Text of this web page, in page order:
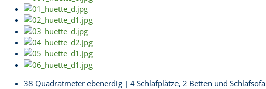
38 Quadratmeter ebenerdig | 4 Schlafplätze, 2 Betten und Schlafsofa